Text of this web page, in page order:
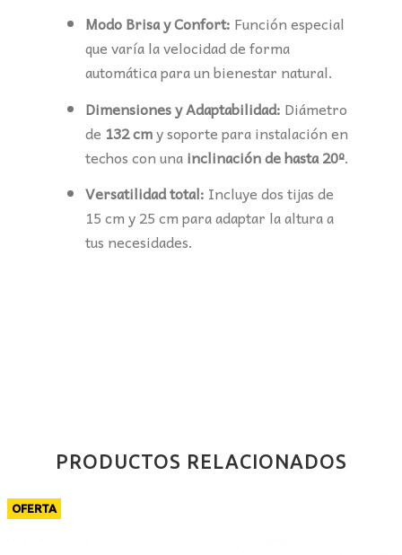
Modo Brisa y Confort: Función especial
que varía la velocidad de forma
automática para un bienestar natural.
Dimensiones y Adaptabilidad: Diámetro
de 132 cmy soporte para instalación en
techos con unainclinación de hasta 20º.
Versatilidad total: Incluye dos tijas de
15 cm y 25 cm para adaptar la altura a
tus necesidades.
PRODUCTOS RELACIONADOS
OFERTA